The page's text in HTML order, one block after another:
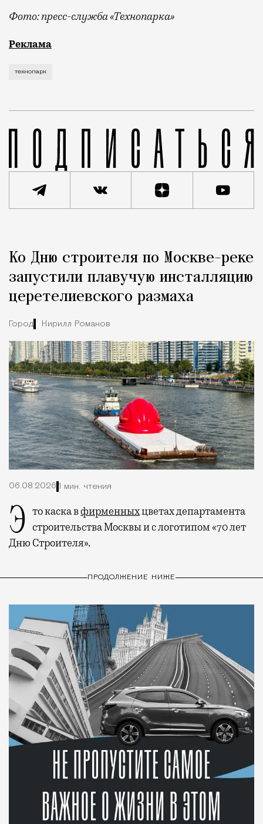
Фото: пресс-служба «Технопарка»
Рекламные кампании техники редко выходят за
Реклама
технопарк
Город
Ко Дню строителя по Москве-реке
запустили плавучую инсталляцию
церетелиевского размаха
Город Кирилл Романов
06.08.2026 1 мин. чтения
Это каска вфирменныхцветах департамента
строительства Москвы и с логотипом «70 лет
Дню Строителя».
ПРОДОЛЖЕНИЕ НИЖЕ